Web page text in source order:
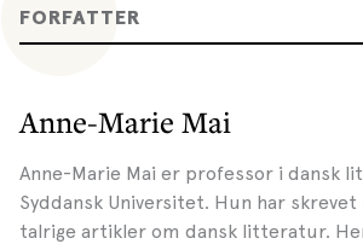
FORFATTER
Anne-Marie Mai
Anne-Marie Mai er professor i dansk
Syddansk Universitet. Hun har
talrige artikler om dansk litteratur.